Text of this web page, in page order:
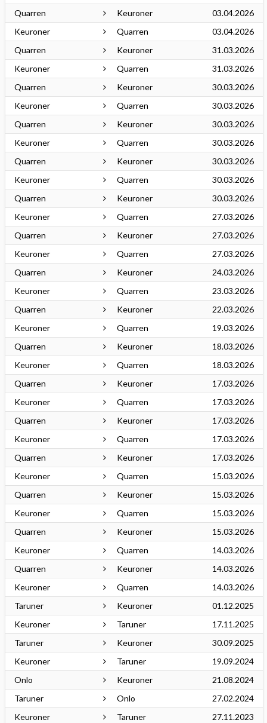
Quarren
Keuroner
03.04.2026
Keuroner
Quarren
03.04.2026
Quarren
Keuroner
31.03.2026
Keuroner
Quarren
31.03.2026
Quarren
Keuroner
30.03.2026
Keuroner
Quarren
30.03.2026
Quarren
Keuroner
30.03.2026
Keuroner
Quarren
30.03.2026
Quarren
Keuroner
30.03.2026
Keuroner
Quarren
30.03.2026
Quarren
Keuroner
30.03.2026
Keuroner
Quarren
27.03.2026
Quarren
Keuroner
27.03.2026
Keuroner
Quarren
27.03.2026
Quarren
Keuroner
24.03.2026
Keuroner
Quarren
23.03.2026
Quarren
Keuroner
22.03.2026
Keuroner
Quarren
19.03.2026
Quarren
Keuroner
18.03.2026
Keuroner
Quarren
18.03.2026
Quarren
Keuroner
17.03.2026
Keuroner
Quarren
17.03.2026
Quarren
Keuroner
17.03.2026
Keuroner
Quarren
17.03.2026
Quarren
Keuroner
17.03.2026
Keuroner
Quarren
15.03.2026
Quarren
Keuroner
15.03.2026
Keuroner
Quarren
15.03.2026
Quarren
Keuroner
15.03.2026
Keuroner
Quarren
14.03.2026
Quarren
Keuroner
14.03.2026
Keuroner
Quarren
14.03.2026
Taruner
Keuroner
01.12.2025
Keuroner
Taruner
17.11.2025
Taruner
Keuroner
30.09.2025
Keuroner
Taruner
19.09.2024
Onlo
Keuroner
21.08.2024
Taruner
Onlo
27.02.2024
Keuroner
Taruner 27.11.2023